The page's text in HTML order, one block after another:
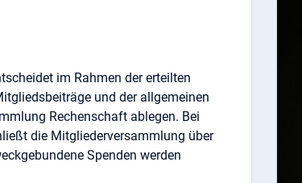
im Rahmen der erteilten
und der allgemeinen
Rechenschaft ablegen. Bei
die Mitgliederversammlung über
Spenden werden